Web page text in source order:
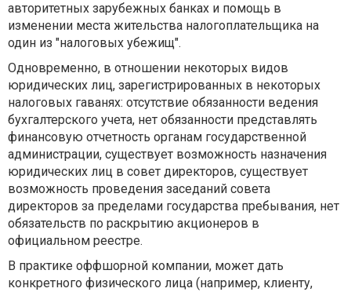
авторитетных зарубежных банках и помощь в
изменении места жительства налогоплательщика на
один из "налоговых убежищ".
Одновременно, в отношении некоторых видов
юридических лиц, зарегистрированных в некоторых
налоговых гаванях: отсутствие обязанности ведения
бухгалтерского учета, нет обязанности представлять
финансовую отчетность органам государственной
администрации, существует возможность назначения
юридических лиц в совет директоров, существует
возможность проведения заседаний совета
директоров за пределами государства пребывания, нет
обязательств по раскрытию акционеров в
официальном реестре.
В практике оффшорной компании, может дать
конкретного физического лица (например, клиенту,